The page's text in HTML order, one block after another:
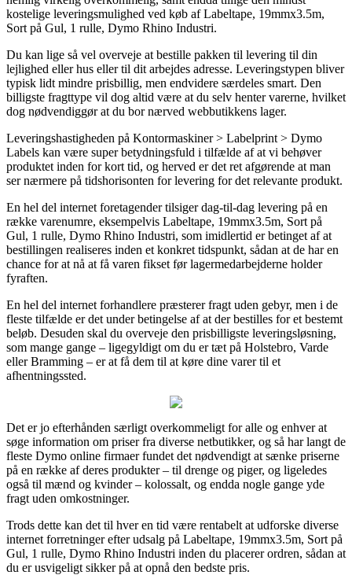
kostelige leveringsmulighed ved køb af Labeltape, 19mmx3.5m,
Sort på Gul, 1 rulle, Dymo Rhino Industri.
Du kan lige så vel overveje at bestille pakken til levering til din
lejlighed eller hus eller til dit arbejdes adresse. Leveringstypen bliver
typisk lidt mindre prisbillig, men endvidere særdeles smart. Den
billigste fragttype vil dog altid være at du selv henter varerne, hvilket
dog nødvendiggør at du bor nærved webbutikkens lager.
Leveringshastigheden på Kontormaskiner > Labelprint > Dymo
Labels kan være super betydningsfuld i tilfælde af at vi behøver
produktet inden for kort tid, og herved er det ret afgørende at man
ser nærmere på tidshorisonten for levering for det relevante produkt.
En hel del internet foretagender tilsiger dag-til-dag levering på en
række varenumre, eksempelvis Labeltape, 19mmx3.5m, Sort på
Gul, 1 rulle, Dymo Rhino Industri, som imidlertid er betinget af at
bestillingen realiseres inden et konkret tidspunkt, sådan at de har en
chance for at nå at få varen fikset før lagermedarbejderne holder
fyraften.
En hel del internet forhandlere præsterer fragt uden gebyr, men i de
fleste tilfælde er det under betingelse af at der bestilles for et bestemt
beløb. Desuden skal du overveje den prisbilligste leveringsløsning,
som mange gange – ligegyldigt om du er tæt på Holstebro, Varde
eller Bramming – er at få dem til at køre dine varer til et
afhentningssted.
Det er jo efterhånden særligt overkommeligt for alle og enhver at
søge information om priser fra diverse netbutikker, og så har langt de
fleste Dymo online firmaer fundet det nødvendigt at sænke priserne
på en række af deres produkter – til drenge og piger, og ligeledes
også til mænd og kvinder – kolossalt, og endda nogle gange yde
fragt uden omkostninger.
Trods dette kan det til hver en tid være rentabelt at udforske diverse
internet forretninger efter udsalg på Labeltape, 19mmx3.5m, Sort på
Gul, 1 rulle, Dymo Rhino Industri inden du placerer ordren, sådan at
du er usvigeligt sikker på at opnå den bedste pris.